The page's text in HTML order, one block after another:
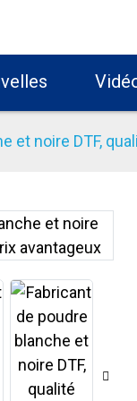
et noire DTF,